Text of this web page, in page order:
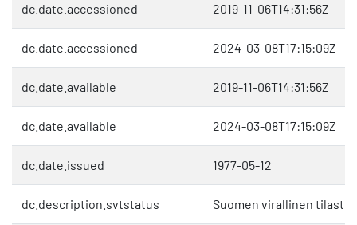
dc.date.accessioned 2019-11-06T14:31:56Z
dc.date.accessioned 2024-03-08T17:15:09Z
dc.date.available 2019-11-06T14:31:56Z
dc.date.available 2024-03-08T17:15:09Z
dc.date.issued 1977-05-12
dc.description.svtstatus Suomen virallinen tilasto